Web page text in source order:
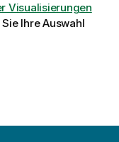
Visualisierungen
Ihre Auswahl